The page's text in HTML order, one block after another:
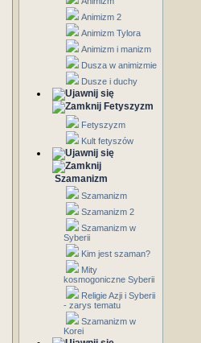
Animizm 2
Animizm Tylora
Animizm i manizm
Dusza w animizmie
Dusze i duchy
Fetyszyzm
Fetyszyzm
Kult fetyszów
Szamanizm
Szamanizm
Szamanizm 2
Szamanizm w
Syberii
Kim jest szaman?
Mity
kosmogoniczne Syberii
Religie Azji i Syberii
- zarys tematu
Szamanizm w
Korei